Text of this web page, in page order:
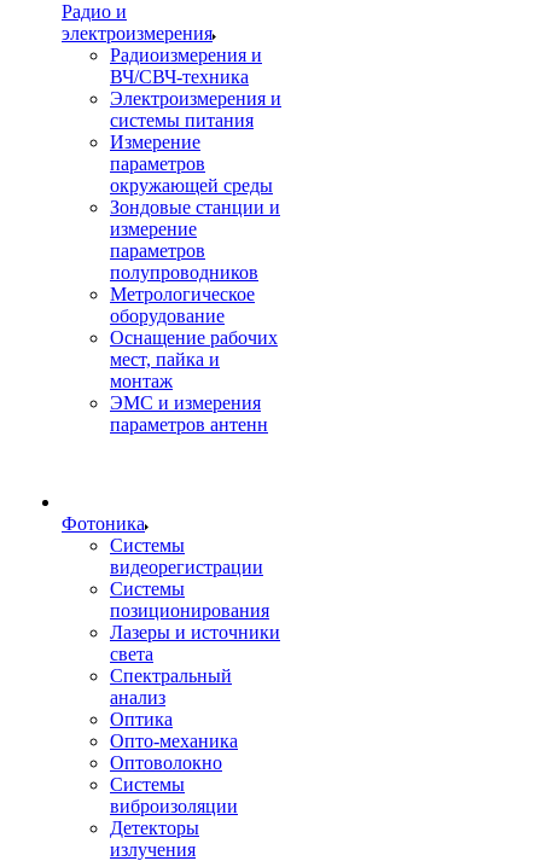
Радио и
электроизмерения
Радиоизмерения и
ВЧ/СВЧ-техника
Электроизмерения и
системы питания
Измерение
параметров
окружающей среды
Зондовые станции и
измерение
параметров
полупроводников
Метрологическое
оборудование
Оснащение рабочих
мест, пайка и
монтаж
ЭМС и измерения
параметров антенн
Фотоника
Cистемы
видеорегистрации
Системы
позиционирования
Лазеры и источники
света
Спектральный
анализ
Оптика
Опто-механика
Оптоволокно
Системы
виброизоляции
Детекторы
излучения